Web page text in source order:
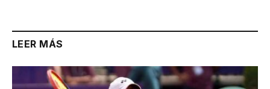
LEER MÁS